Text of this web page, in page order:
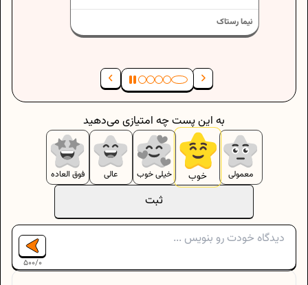
ثبت
معمولی خوب خیلی خوب عالی فوق العاده
به این پست چه امتیازی می‌دهید
500/0